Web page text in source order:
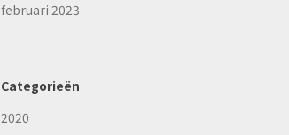
februari 2023
Categorieën
2020